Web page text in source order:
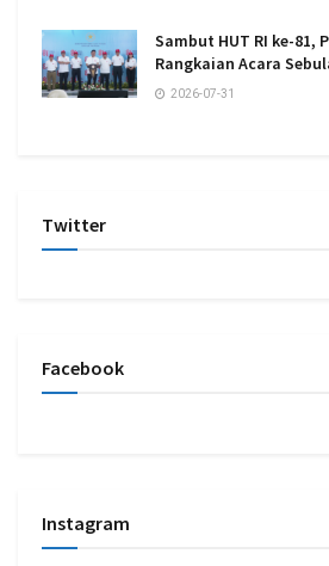
Sambut HUT RI ke-81,
Rangkaian Acara
2026-07-31
Twitter
Facebook
Instagram